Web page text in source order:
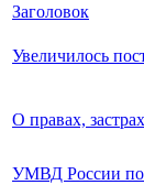
Заголовок
Увеличилось
О правах,
УМВД России по